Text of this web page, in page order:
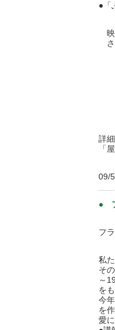
●「
映
さ
日
場
詳
「
09/
●
フ
私
そ
～
を
今
を
愛